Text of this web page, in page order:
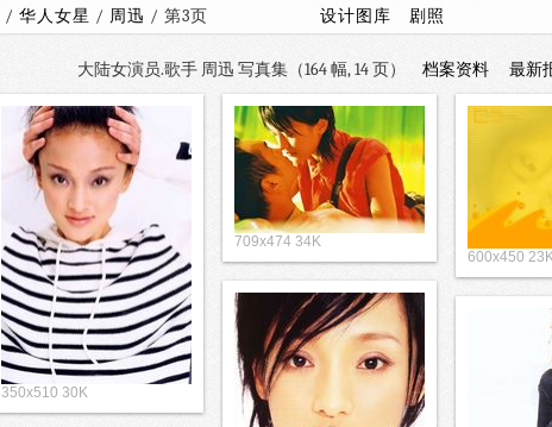
/ 华人女星 / 周迅 / 第3页 设计图库 剧照
大陆女演员.歌手 周迅 写真集（164 幅, 14 页） 档案资料 最新
350x510 30K
709x474 34K
600x450